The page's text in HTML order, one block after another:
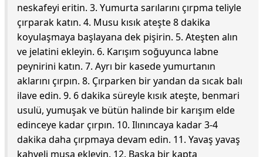
neskafeyi eritin. 3. Yumurta sarılarını çırpma teliyle
çırparak katın. 4. Musu kısık ateşte 8 dakika
koyulaşmaya başlayana dek pişirin. 5. Ateşten alın
ve jelatini ekleyin. 6. Karışım soğuyunca labne
peynirini katın. 7. Ayrı bir kasede yumurtanın
aklarını çırpın. 8. Çırparken bir yandan da sıcak balı
ilave edin. 9. 6 dakika süreyle kısık ateşte, benmari
usulü, yumuşak ve bütün halinde bir karışım elde
edinceye kadar çırpın. 10. Ilınıncaya kadar 3-4
dakika daha çırpmaya devam edin. 11. Yavaş yavaş
kahveli musa ekleyin. 12. Başka bir kapta